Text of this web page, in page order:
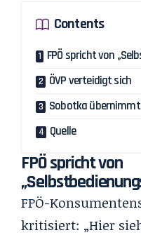
Contents
FPÖ spricht von
ÖVP verteidigt sich
Sobotka
Quelle
FPÖ spricht von
FPÖ-
kritisiert: „Hier